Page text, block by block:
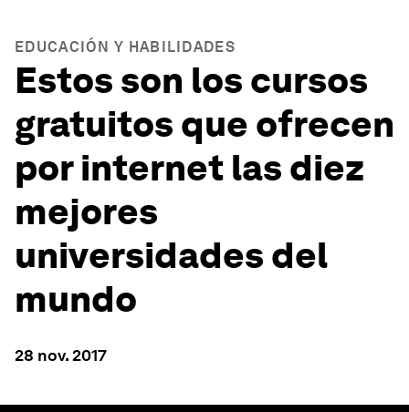
EDUCACIÓN Y HABILIDADES
Estos son los cursos
gratuitos que ofrecen
por internet las diez
mejores
universidades del
mundo
28 nov. 2017